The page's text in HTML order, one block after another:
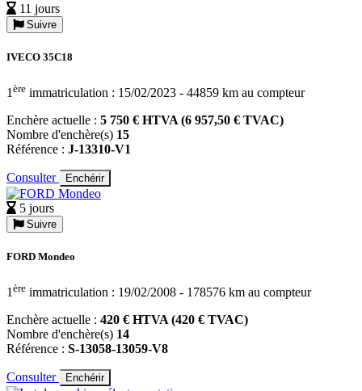
11 jours
Suivre
IVECO 35C18
1 ère immatriculation : 15/02/2023 - 44859 km au compteur
Enchère actuelle : 5 750 € HTVA (6 957,50 € TVAC)
Nombre d'enchère(s) 15
Référence : J-13310-V1
Consulter Enchérir
5 jours
Suivre
FORD Mondeo
1 ère immatriculation : 19/02/2008 - 178576 km au compteur
Enchère actuelle : 420 € HTVA (420 € TVAC)
Nombre d'enchère(s) 14
Référence : S-13058-13059-V8
Consulter Enchérir